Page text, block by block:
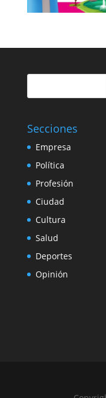
Secciones
Empresa
Política
Profesión
Ciudad
Cultura
Salud
Deportes
Opinión